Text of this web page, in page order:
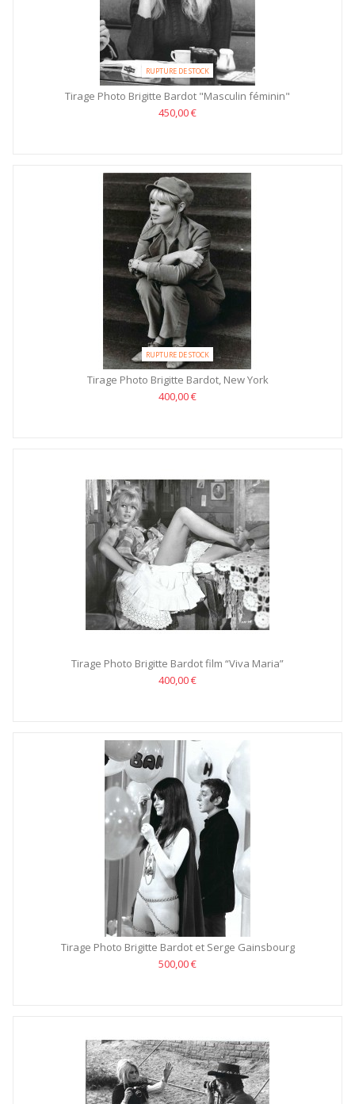
RUPTURE DE STOCK
Tirage Photo Brigitte Bardot "Masculin féminin"
450,00 €
RUPTURE DE STOCK
Tirage Photo Brigitte Bardot, New York
400,00 €
Tirage Photo Brigitte Bardot film “Viva Maria”
400,00 €
Tirage Photo Brigitte Bardot et Serge Gainsbourg
500,00 €